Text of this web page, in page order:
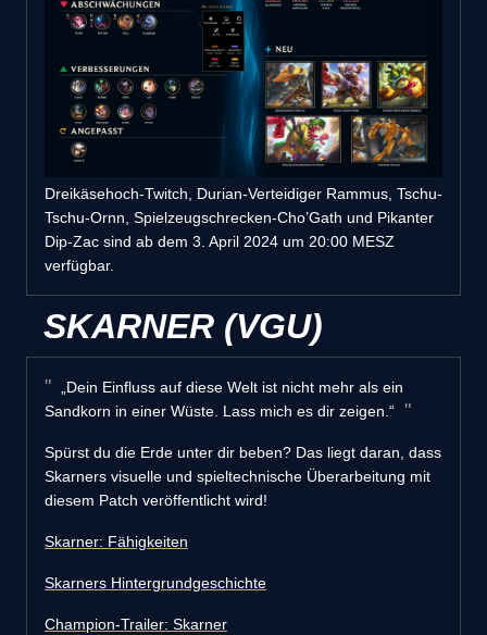
Dreikäsehoch-Twitch, Durian-Verteidiger Rammus, Tschu-
Tschu-Ornn, Spielzeugschrecken-Cho’Gath und Pikanter
Dip-Zac sind ab dem 3. April 2024 um 20:00 MESZ
verfügbar.
SKARNER (VGU)
„Dein Einfluss auf diese Welt ist nicht mehr als ein
Sandkorn in einer Wüste. Lass mich es dir zeigen.“
Spürst du die Erde unter dir beben? Das liegt daran, dass
Skarners visuelle und spieltechnische Überarbeitung mit
diesem Patch veröffentlicht wird!
Skarner: Fähigkeiten
Skarners Hintergrundgeschichte
Champion-Trailer: Skarner